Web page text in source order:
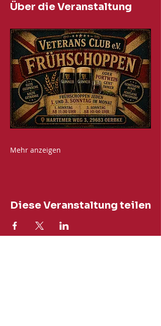
Über die Veranstaltung
Mehr anzeigen
Diese Veranstaltung teilen